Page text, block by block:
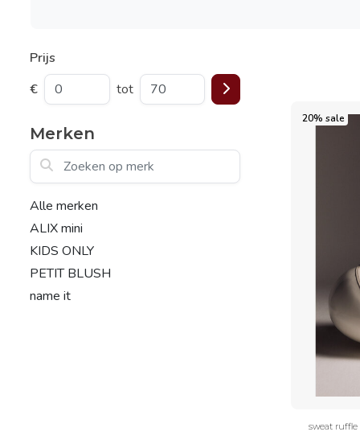
Prijs
€
tot
Merken
Zoeken op merk
Alle merken
ALIX mini
KIDS ONLY
PETIT BLUSH
name it
20% sale
sweat ruffle